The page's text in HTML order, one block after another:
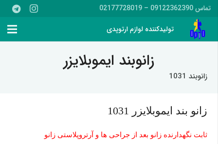
تماس 09122362390 – 02177728019
تولیدکننده لوازم ارتوپدی
زانوبند ایموبلایزر
زانوبند 1031
زانو بند ایموبلایزر 1031
ثابت نگهدارنده زانو بعد از جراحی ها و آرتروپلاستی زانو